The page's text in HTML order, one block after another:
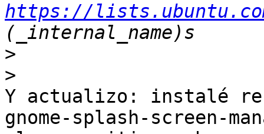
https://
>
>
Y actualizo: instalé
gnome-splash-screen-